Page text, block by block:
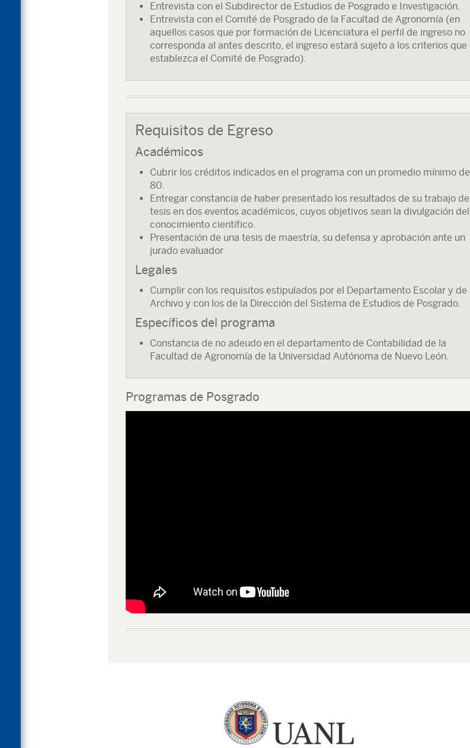
Entrevista con el Subdirector de Estudios de Posgrado e Investigación.
Entrevista con el Comité de Posgrado de la Facultad de Agronomía (en
aquellos casos que por formación de Licenciatura el perfil de ingreso no
corresponda al antes descrito, el ingreso estará sujeto a los criterios que
establezca el Comité de Posgrado).
Requisitos de Egreso
Académicos
Cubrir los créditos indicados en el programa con un promedio mínimo de
80.
Entregar constancia de haber presentado los resultados de su trabajo de
tesis en dos eventos académicos, cuyos objetivos sean la divulgación del
conocimiento científico.
Presentación de una tesis de maestría, su defensa y aprobación ante un
jurado evaluador
Legales
Cumplir con los requisitos estipulados por el Departamento Escolar y de
Archivo y con los de la Dirección del Sistema de Estudios de Posgrado.
Específicos del programa
Constancia de no adeudo en el departamento de Contabilidad de la
Facultad de Agronomía de la Universidad Autónoma de Nuevo León.
Programas de Posgrado